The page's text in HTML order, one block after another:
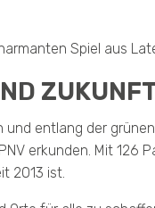
Spiel aus
und entlang der
erkunden. Mit 126
2013 ist.